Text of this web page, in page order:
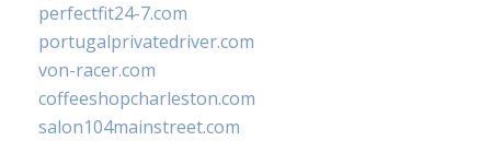
perfectfit24-7.com
portugalprivatedriver.com
von-racer.com
coffeeshopcharleston.com
salon104mainstreet.com